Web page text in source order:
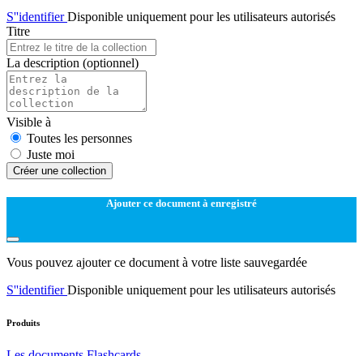
S''identifierDisponible uniquement pour les utilisateurs autorisés
Titre
La description (optionnel)
Visible à
Toutes les personnes
Juste moi
Créer une collection
Ajouter ce document à enregistré
Vous pouvez ajouter ce document à votre liste sauvegardée
S''identifierDisponible uniquement pour les utilisateurs autorisés
Produits